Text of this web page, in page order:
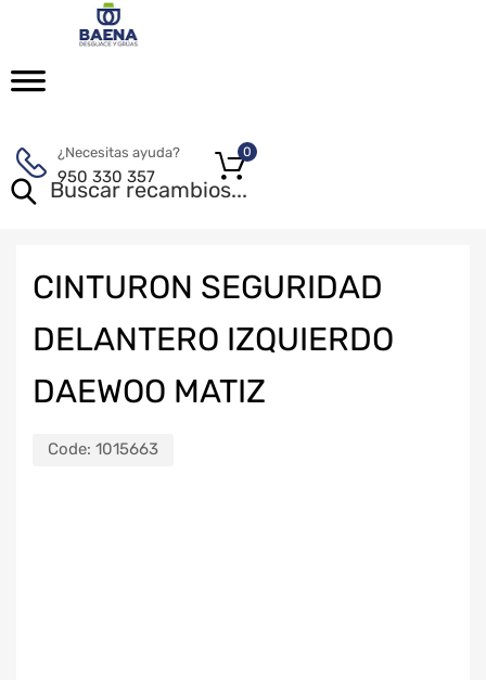
¿Necesitas ayuda?
950 330 357
0
CINTURON SEGURIDAD
DELANTERO IZQUIERDO
DAEWOO MATIZ
Code: 1015663